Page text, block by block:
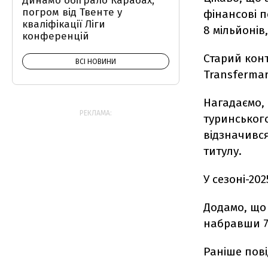
фінансові
8
Старий
Нагадаємо,
титулу.
У сезоні-
Додамо, що
набравши
Раніше
погром від Твенте у
кваліфікації Ліги
конференцій
ВСІ НОВИНИ
РЕКЛАМА: